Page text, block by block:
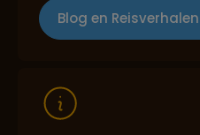
Blog en Reisverhalen